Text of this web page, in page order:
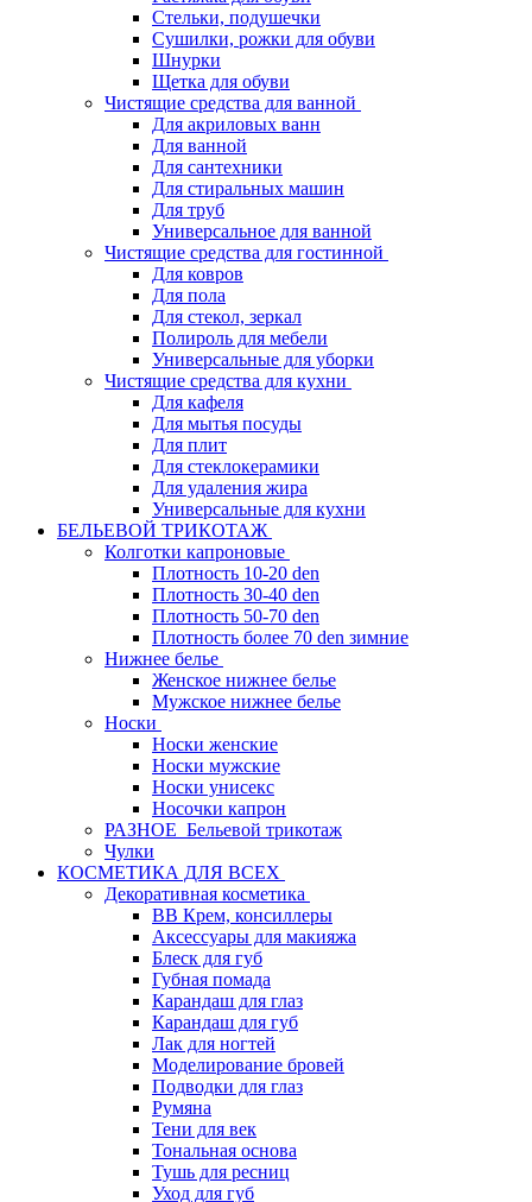
Стельки, подушечки
Сушилки, рожки для обуви
Шнурки
Щетка для обуви
Чистящие средства для ванной
Для акриловых ванн
Для ванной
Для сантехники
Для стиральных машин
Для труб
Универсальное для ванной
Чистящие средства для гостинной
Для ковров
Для пола
Для стекол, зеркал
Полироль для мебели
Универсальные для уборки
Чистящие средства для кухни
Для кафеля
Для мытья посуды
Для плит
Для стеклокерамики
Для удаления жира
Универсальные для кухни
БЕЛЬЕВОЙ ТРИКОТАЖ
Колготки капроновые
Плотность 10-20 den
Плотность 30-40 den
Плотность 50-70 den
Плотность более 70 den зимние
Нижнее белье
Женское нижнее белье
Мужское нижнее белье
Носки
Носки женские
Носки мужские
Носки унисекс
Носочки капрон
РАЗНОЕ_Бельевой трикотаж
Чулки
КОСМЕТИКА ДЛЯ ВСЕХ
Декоративная косметика
BB Крем, консиллеры
Аксессуары для макияжа
Блеск для губ
Губная помада
Карандаш для глаз
Карандаш для губ
Лак для ногтей
Моделирование бровей
Подводки для глаз
Румяна
Тени для век
Тональная основа
Тушь для ресниц
Уход для губ